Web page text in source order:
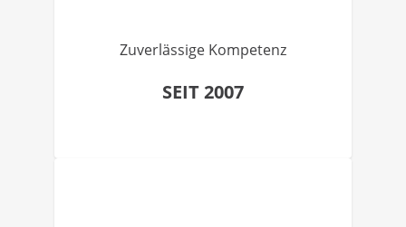
Zuverlässige Kompetenz
SEIT 2007